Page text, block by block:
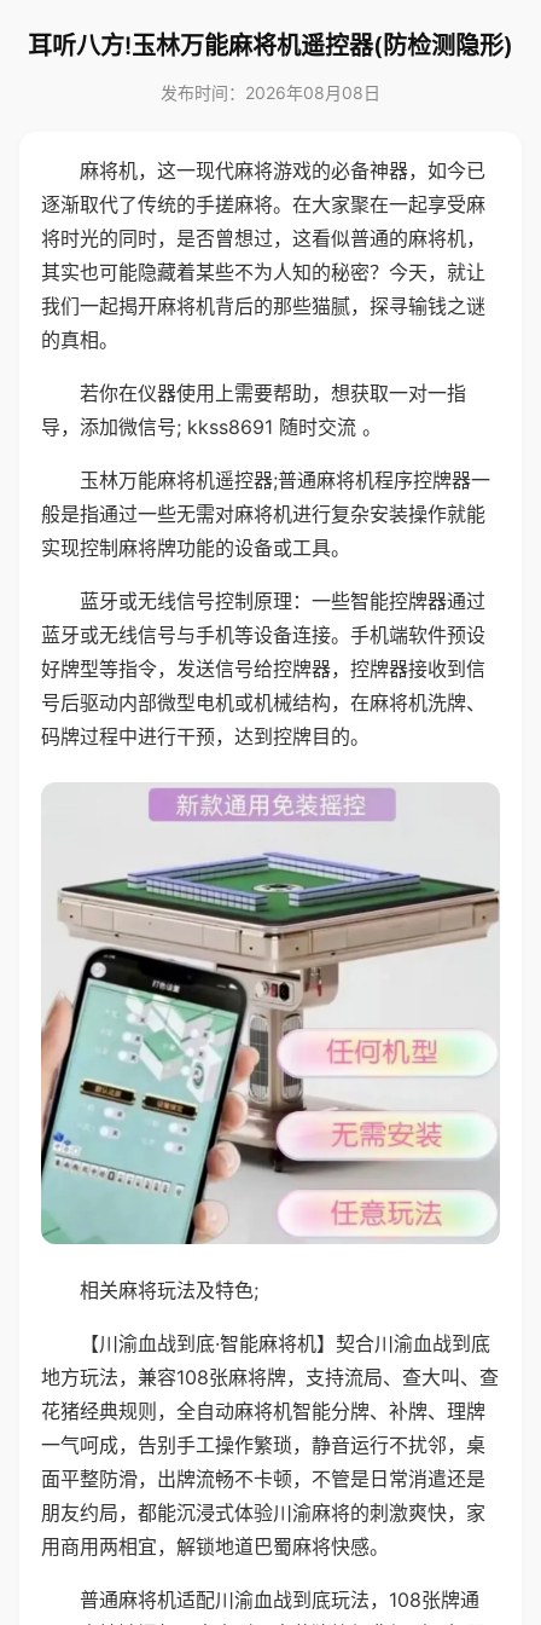
耳听八方!玉林万能麻将机遥控器(防检测隐形)
发布时间：2026年08月08日
麻将机，这一现代麻将游戏的必备神器，如今已
逐渐取代了传统的手搓麻将。在大家聚在一起享受麻
将时光的同时，是否曾想过，这看似普通的麻将机，
其实也可能隐藏着某些不为人知的秘密？今天，就让
我们一起揭开麻将机背后的那些猫腻，探寻输钱之谜
的真相。
若你在仪器使用上需要帮助，想获取一对一指
导，添加微信号; kkss8691 随时交流 。
玉林万能麻将机遥控器;普通麻将机程序控牌器一
般是指通过一些无需对麻将机进行复杂安装操作就能
实现控制麻将牌功能的设备或工具。
蓝牙或无线信号控制原理：一些智能控牌器通过
蓝牙或无线信号与手机等设备连接。手机端软件预设
好牌型等指令，发送信号给控牌器，控牌器接收到信
号后驱动内部微型电机或机械结构，在麻将机洗牌、
码牌过程中进行干预，达到控牌目的。
相关麻将玩法及特色;
【川渝血战到底·智能麻将机】契合川渝血战到底
地方玩法，兼容108张麻将牌，支持流局、查大叫、查
花猪经典规则，全自动麻将机智能分牌、补牌、理牌
一气呵成，告别手工操作繁琐，静音运行不扰邻，桌
面平整防滑，出牌流畅不卡顿，不管是日常消遣还是
朋友约局，都能沉浸式体验川渝麻将的刺激爽快，家
用商用两相宜，解锁地道巴蜀麻将快感。
普通麻将机适配川渝血战到底玩法，108张牌通